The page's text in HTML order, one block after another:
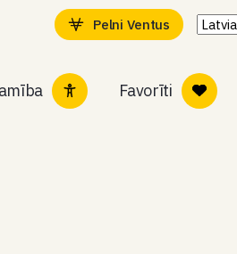
Pelni Ventus
Favorīti